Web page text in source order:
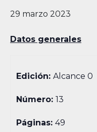
29 marzo 2023
Datos generales
Edición:Alcance 0
Número:13
Páginas:49